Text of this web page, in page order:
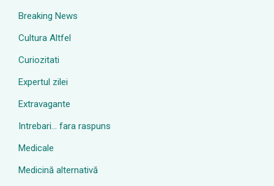
Breaking News
Cultura Altfel
Curiozitati
Expertul zilei
Extravagante
Intrebari… fara raspuns
Medicale
Medicină alternativă